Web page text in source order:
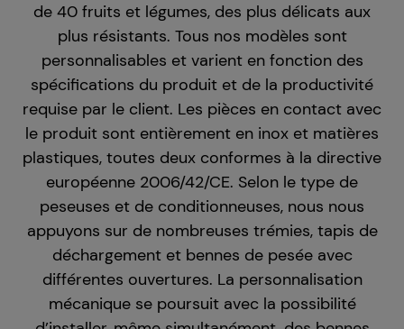
de 40 fruits et légumes, des plus délicats aux
plus résistants. Tous nos modèles sont
personnalisables et varient en fonction des
spécifications du produit et de la productivité
requise par le client. Les pièces en contact avec
le produit sont entièrement en inox et matières
plastiques, toutes deux conformes à la directive
européenne 2006/42/CE. Selon le type de
peseuses et de conditionneuses, nous nous
appuyons sur de nombreuses trémies, tapis de
déchargement et bennes de pesée avec
différentes ouvertures. La personnalisation
mécanique se poursuit avec la possibilité